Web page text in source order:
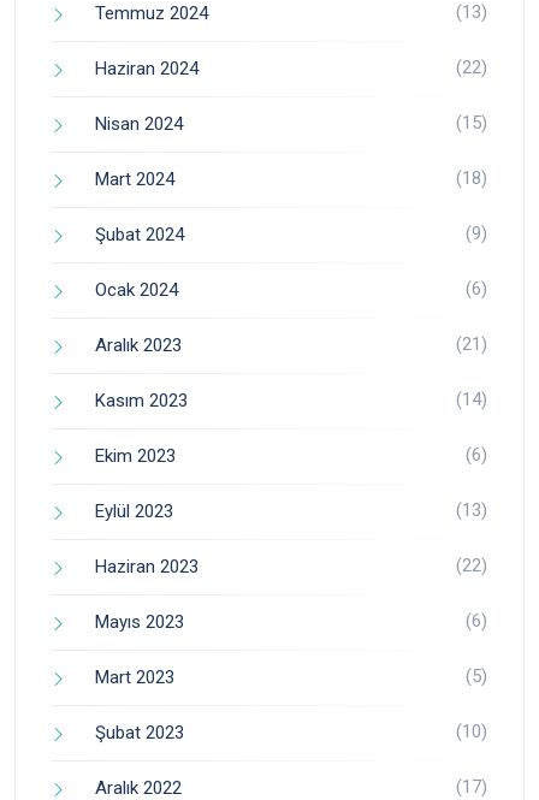
Temmuz 2024 (13)
Haziran 2024 (22)
Nisan 2024 (15)
Mart 2024 (18)
Şubat 2024 (9)
Ocak 2024 (6)
Aralık 2023 (21)
Kasım 2023 (14)
Ekim 2023 (6)
Eylül 2023 (13)
Haziran 2023 (22)
Mayıs 2023 (6)
Mart 2023 (5)
Şubat 2023 (10)
Aralık 2022 (17)